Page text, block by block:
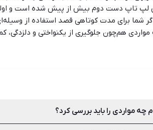
لپ تاپ دست دوم بیش از پیش شده است و
شما برای مدت کوتاهی قصد استفاده از
مواردی هم‌چون جلوگیری از یکنواختی و
باید نکات زیادی را در نظر داشته باشید.
داشته باشد. البته شیپور تنها
مواردی را باید بررسی کرد؟